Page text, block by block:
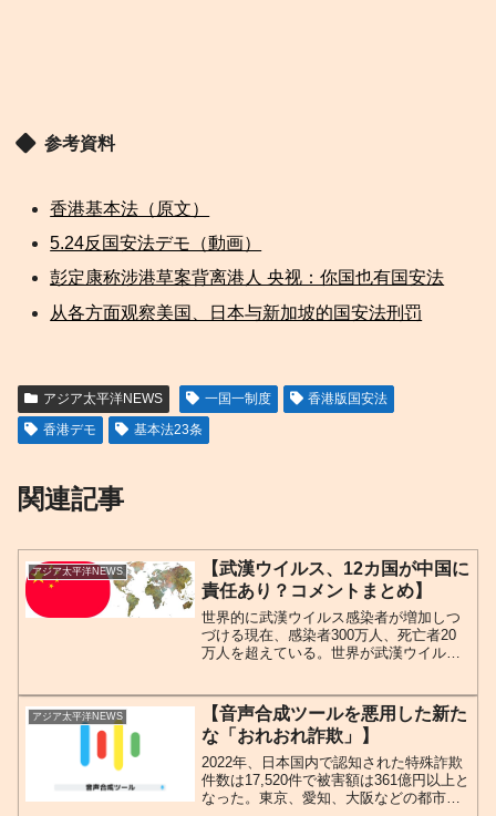
参考資料
香港基本法（原文）
5.24反国安法デモ（動画）
彭定康称涉港草案背离港人 央视：你国也有国安法
从各方面观察美国、日本与新加坡的国安法刑罚
アジア太平洋NEWS 一国一制度
香港版国安法
香港デモ
基本法23条
関連記事
アジア太平洋NEWS
【武漢ウイルス、12カ国が中国に
責任あり？コメントまとめ】
世界的に武漢ウイルス感染者が増加しつ
づける現在、感染者300万人、死亡者20
万人を超えている。世界が武漢ウイルス
感染拡大を招いたとされ、世界12カ国と
地域が中国対して訴訟...
アジア太平洋NEWS
【音声合成ツールを悪用した新た
な「おれおれ詐欺」】
2022年、日本国内で認知された特殊詐欺
件数は17,520件で被害額は361億円以上と
なった。東京、愛知、大阪などの都市部